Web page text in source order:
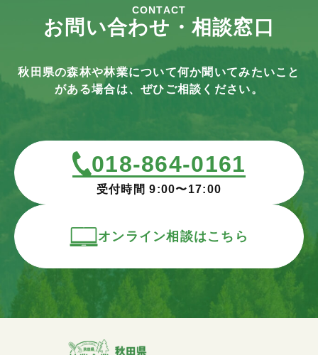
CONTACT
お問い合わせ・相談窓口
秋田県の森林や林業について何か聞いてみたいこと
がある場合は、ぜひご相談ください。
018-864-0161
受付時間 9:00〜17:00
オンライン相談はこちら